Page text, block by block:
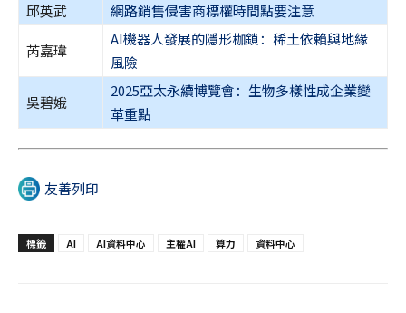
邱英武
網路銷售侵害商標權時間點要注意
芮嘉瑋
AI機器人發展的隱形枷鎖：稀土依賴與地緣
風險
吳碧娥
2025亞太永續博覽會：生物多樣性成企業變
革重點
友善列印
標籤 AI AI資料中心 主權AI 算力 資料中心